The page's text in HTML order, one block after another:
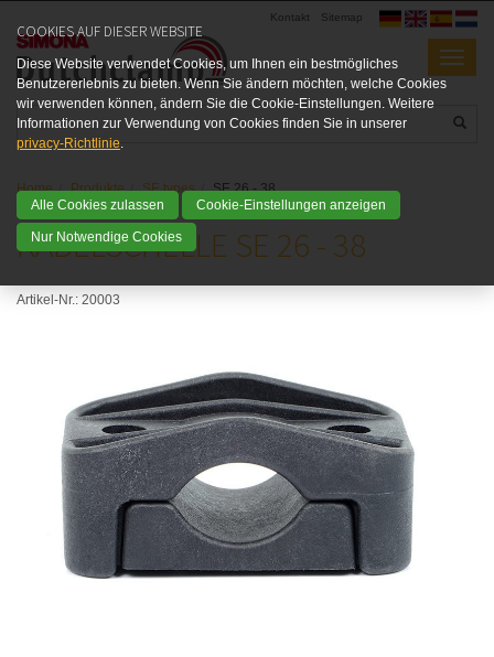
Sitemap
Kontakt
Home Produkte SE types SE 26 - 38
KABELSCHELLE SE 26 - 38
Artikel-Nr.: 20003
COOKIES AUF DIESER WEBSITE
Diese Website verwendet Cookies, um Ihnen ein bestmögliches
Benutzererlebnis zu bieten. Wenn Sie ändern möchten, welche Cookies
wir verwenden können, ändern Sie die Cookie-Einstellungen. Weitere
Informationen zur Verwendung von Cookies finden Sie in unserer
privacy-Richtlinie.
Alle Cookies zulassen Cookie-Einstellungen anzeigen
Nur Notwendige Cookies